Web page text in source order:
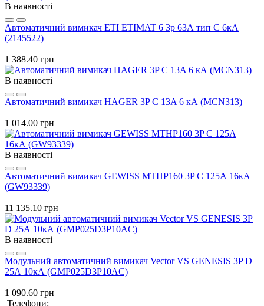
В наявності
Автоматичний вимикач ETI ETIMAT 6 3p 63А тип C 6кА
(2145522)
1 388.40 грн
В наявності
Автоматичний вимикач HAGER 3P C 13A 6 кА (MCN313)
1 014.00 грн
В наявності
Автоматичний вимикач GEWISS MTHP160 3P C 125А 16кА
(GW93339)
11 135.10 грн
В наявності
Модульний автоматичний вимикач Vector VS GENESIS 3P D
25А 10кА (GMP025D3P10AC)
1 090.60 грн
Телефони: